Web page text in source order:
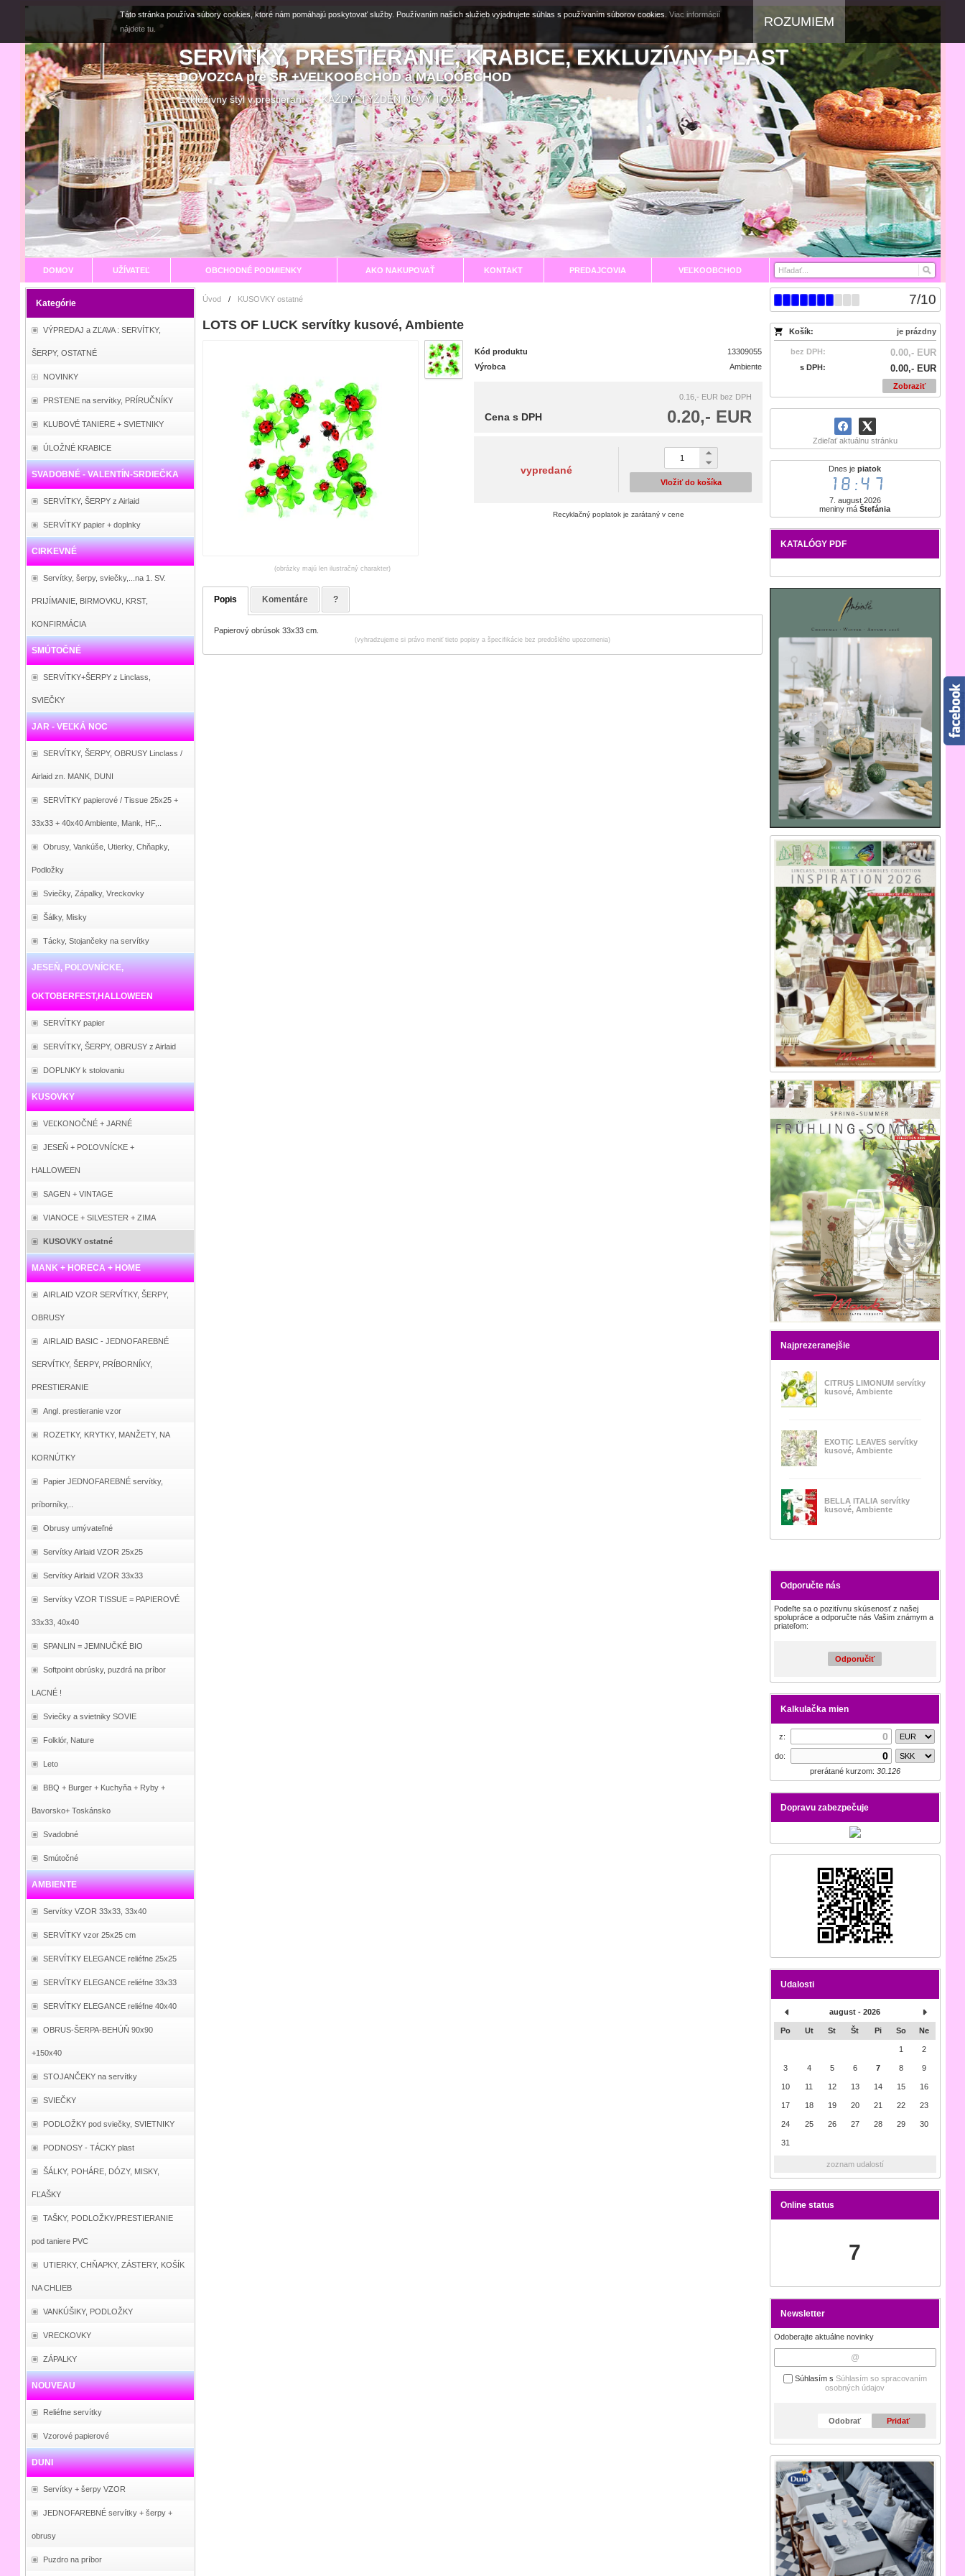
SERVÍTKY, PRESTIERANIE, KRABICE, EXKLUZÍVNY PLAST
DOVOZCA pre SR +VEĽKOOBCHOD a MALOOBCHOD
Exkluzívny štýl v prestieraní KAŽDÝ TÝŽDEŇ NOVÝ TOVAR
DOMOV UŽÍVATEĽ OBCHODNÉ PODMIENKY AKO NAKUPOVAŤ KONTAKT PREDAJCOVIA VEĽKOOBCHOD
Kategórie
VÝPREDAJ a ZĽAVA : SERVÍTKY,
ŠERPY, OSTATNÉ
NOVINKY
PRSTENE na servítky, PRÍRUČNÍKY
KLUBOVÉ TANIERE + SVIETNIKY
ÚLOŽNÉ KRABICE
SVADOBNÉ - VALENTÍN-SRDIEČKA
SERVÍTKY, ŠERPY z Airlaid
SERVÍTKY papier + doplnky
CIRKEVNÉ
Servítky, šerpy, sviečky,...na 1. SV.
PRIJÍMANIE, BIRMOVKU, KRST,
KONFIRMÁCIA
SMÚTOČNÉ
SERVÍTKY+ŠERPY z Linclass,
SVIEČKY
JAR - VEĽKÁ NOC
SERVÍTKY, ŠERPY, OBRUSY Linclass /
Airlaid zn. MANK, DUNI
SERVÍTKY papierové / Tissue 25x25 +
33x33 + 40x40 Ambiente, Mank, HF,..
Obrusy, Vankúše, Utierky, Chňapky,
Podložky
Sviečky, Zápalky, Vreckovky
Šálky, Misky
Tácky, Stojančeky na servítky
JESEŇ, POĽOVNÍCKE,
OKTOBERFEST,HALLOWEEN
SERVÍTKY papier
SERVÍTKY, ŠERPY, OBRUSY z Airlaid
DOPLNKY k stolovaniu
KUSOVKY
VEĽKONOČNÉ + JARNÉ
JESEŇ + POĽOVNÍCKE +
HALLOWEEN
SAGEN + VINTAGE
VIANOCE + SILVESTER + ZIMA
KUSOVKY ostatné
MANK + HORECA + HOME
AIRLAID VZOR SERVÍTKY, ŠERPY,
OBRUSY
AIRLAID BASIC - JEDNOFAREBNÉ
SERVÍTKY, ŠERPY, PRÍBORNÍKY,
PRESTIERANIE
Angl. prestieranie vzor
ROZETKY, KRYTKY, MANŽETY, NA
KORNÚTKY
Papier JEDNOFAREBNÉ servítky,
príborníky,..
Obrusy umývateľné
Servítky Airlaid VZOR 25x25
Servítky Airlaid VZOR 33x33
Servítky VZOR TISSUE = PAPIEROVÉ
33x33, 40x40
SPANLIN = JEMNUČKÉ BIO
Softpoint obrúsky, puzdrá na príbor
LACNÉ !
Sviečky a svietniky SOVIE
Folklór, Nature
Leto
BBQ + Burger + Kuchyňa + Ryby +
Bavorsko+ Toskánsko
Svadobné
Smútočné
AMBIENTE
Servítky VZOR 33x33, 33x40
SERVÍTKY vzor 25x25 cm
SERVÍTKY ELEGANCE reliéfne 25x25
SERVÍTKY ELEGANCE reliéfne 33x33
SERVÍTKY ELEGANCE reliéfne 40x40
OBRUS-ŠERPA-BEHÚŇ 90x90
+150x40
STOJANČEKY na servítky
SVIEČKY
PODLOŽKY pod sviečky, SVIETNIKY
PODNOSY - TÁCKY plast
ŠÁLKY, POHÁRE, DÓZY, MISKY,
FĽAŠKY
TAŠKY, PODLOŽKY/PRESTIERANIE
pod taniere PVC
UTIERKY, CHŇAPKY, ZÁSTERY, KOŠÍK
NA CHLIEB
VANKÚŠIKY, PODLOŽKY
VRECKOVKY
ZÁPALKY
NOUVEAU
Reliéfne servítky
Vzorové papierové
DUNI
Servítky + šerpy VZOR
JEDNOFAREBNÉ servítky + šerpy +
obrusy
Puzdro na príbor
7/10
Košík: je prázdny
bez DPH: 0.00,- EUR
s DPH: 0.00,- EUR
Zobraziť
Zdieľať aktuálnu stránku
Dnes jepiatok
18:47
7. august 2026
meniny máŠtefánia
KATALÓGY PDF
Najprezeranejšie
CITRUS LIMONUM servítky
kusové, Ambiente
EXOTIC LEAVES servítky
kusové, Ambiente
BELLA ITALIA servítky
kusové, Ambiente
Odporučte nás
Podeľte sa o pozitívnu skúsenosť z našej
spolupráce a odporučte nás Vašim známym a
priateľom:
Odporučiť
Kalkulačka mien
z:
do:
prerátané kurzom: 30.126
Dopravu zabezpečuje
Udalosti
august - 2026
Po Ut St Št Pi So Ne
1 2
3 4 5 6 7 8 9
10 11 12 13 14 15 16
17 18 19 20 21 22 23
24 25 26 27 28 29 30
31
zoznam udalostí
Online status
7
Newsletter
Odoberajte aktuálne novinky
Súhlasím s Súhlasím so spracovaním
osobných údajov
Odobrať Pridať
Úvod / KUSOVKY ostatné
LOTS OF LUCK servítky kusové, Ambiente
(obrázky majú len ilustračný charakter)
Kód produktu
13309055
Výrobca
Ambiente
0.16,- EUR bez DPH
0.20,- EUR
Cena s DPH
vypredané
Vložiť do košíka
Recyklačný poplatok je zarátaný v cene
Popis Komentáre ?
Papierový obrúsok 33x33 cm.
(vyhradzujeme si právo meniť tieto popisy a špecifikácie bez predošlého upozornenia)
Táto stránka používa súbory cookies, ktoré nám pomáhajú poskytovať služby. Používaním našich služieb vyjadrujete súhlas s používaním súborov cookies. Viac informácií
nájdete tu.
ROZUMIEM